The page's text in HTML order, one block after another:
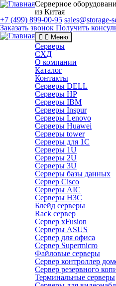
Серверное
из Китая
+7 (499) 899-00-95 sales@storage-
Заказать звонок Получить
Меню
Серверы
СХД
О компании
Каталог
Контакты
Серверы DELL
Серверы HP
Серверы IBM
Серверы Inspur
Серверы Lenovo
Серверы Huawei
Серверы tower
Серверы для 1C
Серверы 1U
Серверы 2U
Серверы 3U
Серверы базы данных
Сервер Cisco
Серверы AIC
Серверы H3C
Блейд серверы
Rack сервер
Сервер xFusion
Серверы ASUS
Сервер для офиса
Сервер Supermicro
Файловые серверы
Сервер контроллер
Сервер резервного
Терминальные серверы